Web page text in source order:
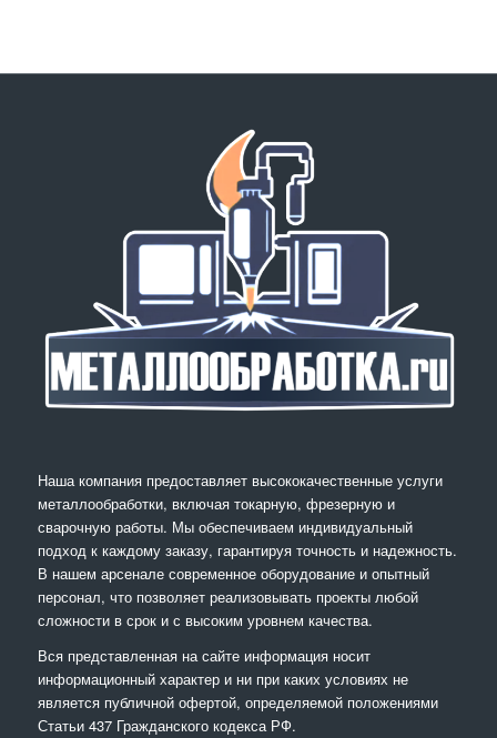
Наша компания предоставляет высококачественные услуги
металлообработки, включая токарную, фрезерную и
сварочную работы. Мы обеспечиваем индивидуальный
подход к каждому заказу, гарантируя точность и надежность.
В нашем арсенале современное оборудование и опытный
персонал, что позволяет реализовывать проекты любой
сложности в срок и с высоким уровнем качества.
Вся представленная на сайте информация носит
информационный характер и ни при каких условиях не
является публичной офертой, определяемой положениями
Статьи 437 Гражданского кодекса РФ.